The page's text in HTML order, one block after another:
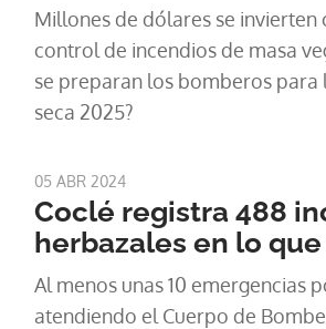
Millones de dólares se invierten
control de incendios de masa
se preparan los bomberos
seca 2025?
05 ABR 2024
Coclé registra 488
herbazales en lo
Al menos unas 10 emergencias
atendiendo el Cuerpo de